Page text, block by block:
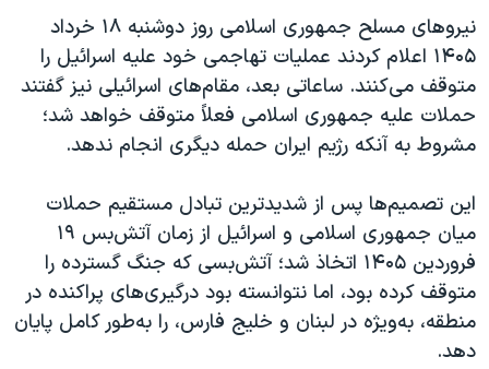
صفحه‌های ویژه
سفر پرزیدنت ترامپ به چین
نیروهای مسلح جمهوری اسلامی روز دوشنبه ۱۸ خرداد
۱۴۰۵ اعلام کردند عملیات تهاجمی خود علیه اسرائیل را
متوقف می‌کنند. ساعاتی بعد، مقام‌های اسرائیلی نیز گفتند
حملات علیه جمهوری اسلامی فعلاً متوقف خواهد شد؛
مشروط به آنکه رژیم ایران حمله دیگری انجام ندهد.
این تصمیم‌ها پس از شدیدترین تبادل مستقیم حملات
میان جمهوری اسلامی و اسرائیل از زمان آتش‌بس ۱۹
فروردین ۱۴۰۵ اتخاذ شد؛ آتش‌بسی که جنگ گسترده را
متوقف کرده بود، اما نتوانسته بود درگیری‌های پراکنده در
منطقه، به‌ویژه در لبنان و خلیج فارس، را به‌طور کامل پایان
دهد.